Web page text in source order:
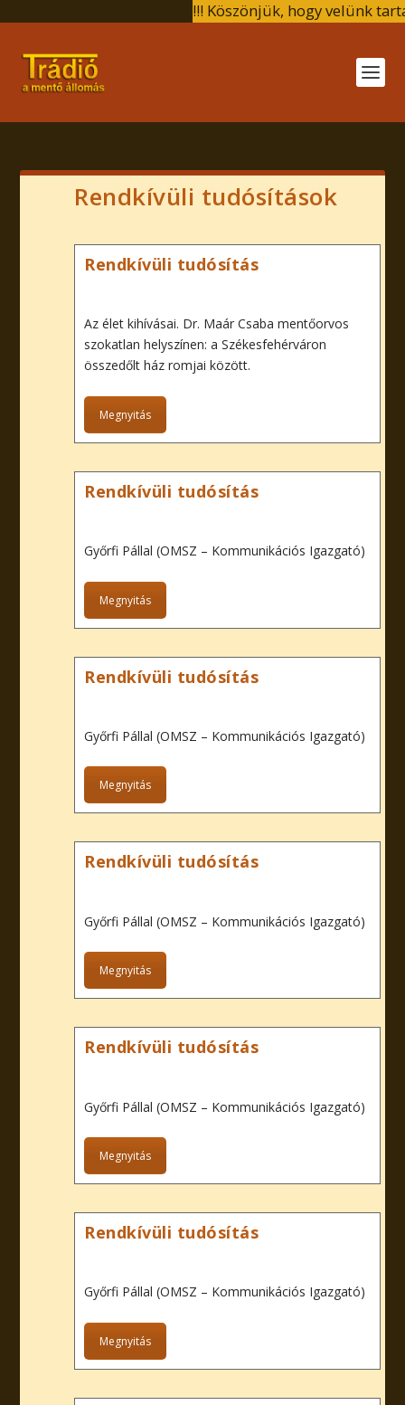
!!! Köszönjük, hogy velünk
tartasz !!! Köszönjük, hogy
Rendkívüli tudósítások
Rendkívüli tudósítás
Az élet kihívásai. Dr. Maár Csaba mentőorvos
szokatlan helyszínen: a Székesfehérváron
összedőlt ház romjai között.
Megnyitás
Rendkívüli tudósítás
Győrfi Pállal (OMSZ – Kommunikációs Igazgató)
Megnyitás
Rendkívüli tudósítás
Győrfi Pállal (OMSZ – Kommunikációs Igazgató)
Megnyitás
Rendkívüli tudósítás
Győrfi Pállal (OMSZ – Kommunikációs Igazgató)
Megnyitás
Rendkívüli tudósítás
Győrfi Pállal (OMSZ – Kommunikációs Igazgató)
Megnyitás
Rendkívüli tudósítás
Győrfi Pállal (OMSZ – Kommunikációs Igazgató)
Megnyitás